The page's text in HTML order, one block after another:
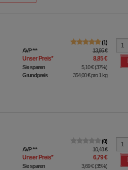
1
AVP*** 13,95 €
Unser Preis* 8,85 €
Sie sparen 5,10 €(37%)
Grundpreis
354,00 €pro 1 kg
0
AVP*** 10,48 €
Unser Preis* 6,79 €
Sie sparen 3,69 €(35%)